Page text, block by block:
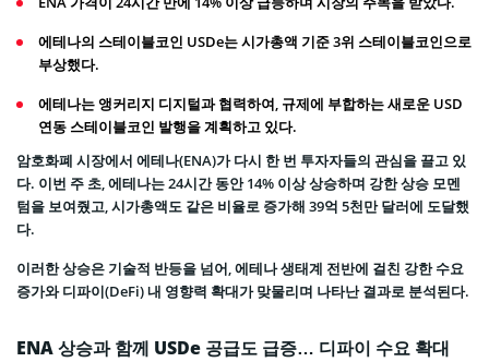
에테나의 스테이블코인 USDe는 시가총액 기준 3위 스테이블코인으로
부상했다.
에테나는 앵커리지 디지털과 협력하여, 규제에 부합하는 새로운 USD
연동 스테이블코인 발행을 계획하고 있다.
암호화폐 시장에서 에테나(ENA)가 다시 한 번 투자자들의 관심을 끌고 있
다. 이번 주 초, 에테나는 24시간 동안 14% 이상 상승하며 강한 상승 모멘
텀을 보여줬고, 시가총액도 같은 비율로 증가해 39억 5천만 달러에 도달했
다.
이러한 상승은 기술적 반등을 넘어, 에테나 생태계 전반에 걸친 강한 수요
증가와 디파이(DeFi) 내 영향력 확대가 맞물리며 나타난 결과로 분석된다.
ENA 상승과 함께 USDe 공급도 급증… 디파이 수요 확대